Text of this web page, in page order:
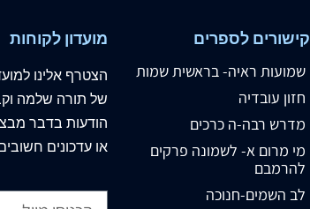
קישורים לספרים
שמועות ראיה- בראשית שמות
חזון עובדיה
מדרש רבה-ה כרכים
מי מרום א- לשמונה פרקים
להרמבם
לב השמים-חנוכה
מועדון לקוחות
הצטרף אלינו
של תורה שלמה
הודעות בדבר
או עדכונים